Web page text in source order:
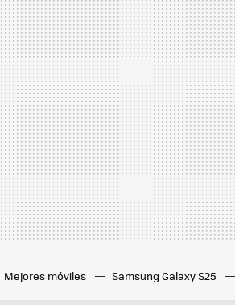
Mejores móviles Samsung Galaxy S25